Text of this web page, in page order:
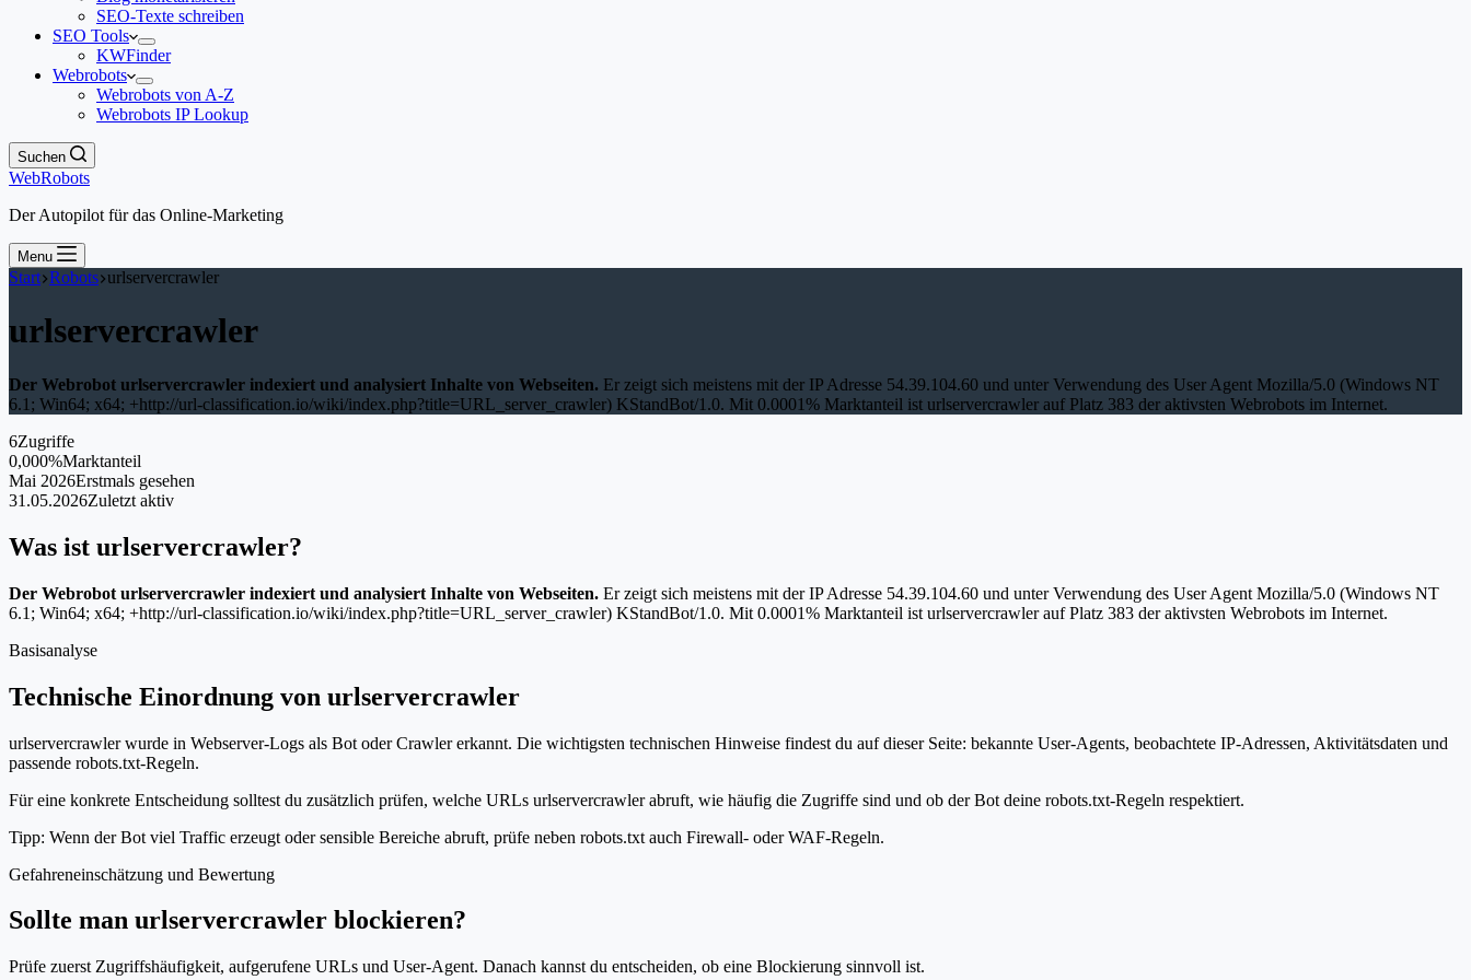
SEO-Texte schreiben
SEO Tools
KWFinder
Webrobots
Webrobots von A-Z
Webrobots IP Lookup
Suchen
WebRobots
Der Autopilot für das Online-Marketing
Menu
Start Robots urlservercrawler
urlservercrawler
Der Webrobot urlservercrawler indexiert und analysiert Inhalte von Webseiten. Er zeigt sich meistens mit der IP Adresse 54.39.104.60 und unter Verwendung des User Agent Mozilla/5.0 (Windows NT
6.1; Win64; x64; +http://url-classification.io/wiki/index.php?title=URL_server_crawler) KStandBot/1.0. Mit 0.0001% Marktanteil ist urlservercrawler auf Platz 383 der aktivsten Webrobots im Internet.
6Zugriffe
0,000%Marktanteil
Mai 2026Erstmals gesehen
31.05.2026Zuletzt aktiv
Was ist urlservercrawler?
Der Webrobot urlservercrawler indexiert und analysiert Inhalte von Webseiten. Er zeigt sich meistens mit der IP Adresse 54.39.104.60 und unter Verwendung des User Agent Mozilla/5.0 (Windows NT
6.1; Win64; x64; +http://url-classification.io/wiki/index.php?title=URL_server_crawler) KStandBot/1.0. Mit 0.0001% Marktanteil ist urlservercrawler auf Platz 383 der aktivsten Webrobots im Internet.
Basisanalyse
Technische Einordnung von urlservercrawler
urlservercrawler wurde in Webserver-Logs als Bot oder Crawler erkannt. Die wichtigsten technischen Hinweise findest du auf dieser Seite: bekannte User-Agents, beobachtete IP-Adressen, Aktivitätsdaten und
passende robots.txt-Regeln.
Für eine konkrete Entscheidung solltest du zusätzlich prüfen, welche URLs urlservercrawler abruft, wie häufig die Zugriffe sind und ob der Bot deine robots.txt-Regeln respektiert.
Tipp: Wenn der Bot viel Traffic erzeugt oder sensible Bereiche abruft, prüfe neben robots.txt auch Firewall- oder WAF-Regeln.
Gefahreneinschätzung und Bewertung
Sollte man urlservercrawler blockieren?
Prüfe zuerst Zugriffshäufigkeit, aufgerufene URLs und User-Agent. Danach kannst du entscheiden, ob eine Blockierung sinnvoll ist.